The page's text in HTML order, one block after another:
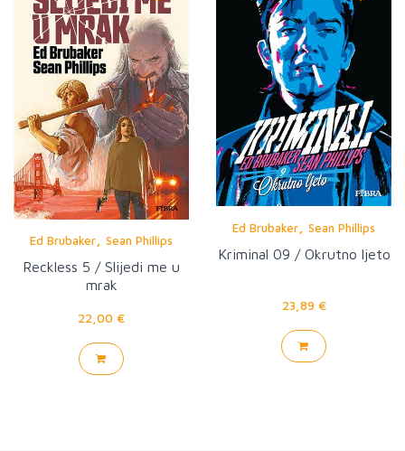
Ed Brubaker Sean Phillips
Reckless 5 / Slijedi me u
mrak
22,00 €
Ed Brubaker Sean Phillips
Kriminal 09 / Okrutno ljeto
23,89 €